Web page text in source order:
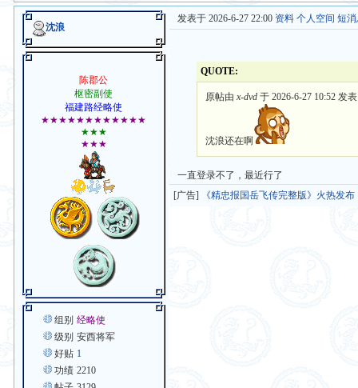
沈浪
陈郡公
枢密副使
福建路经略使
★★★★★★★★★★★★
★★★
★★★
组别 经略使
级别 安西将军
好贴 1
功绩 2210
发表于 2026-6-27 22:00 资料 个人空间 短
QUOTE:
原帖由x-dvd 于 2026-6-27 10:52 发表
沈浪还在啊
一直登录不了，最近行了
[广告]
《精忠报国岳飞传完整版》火热发布